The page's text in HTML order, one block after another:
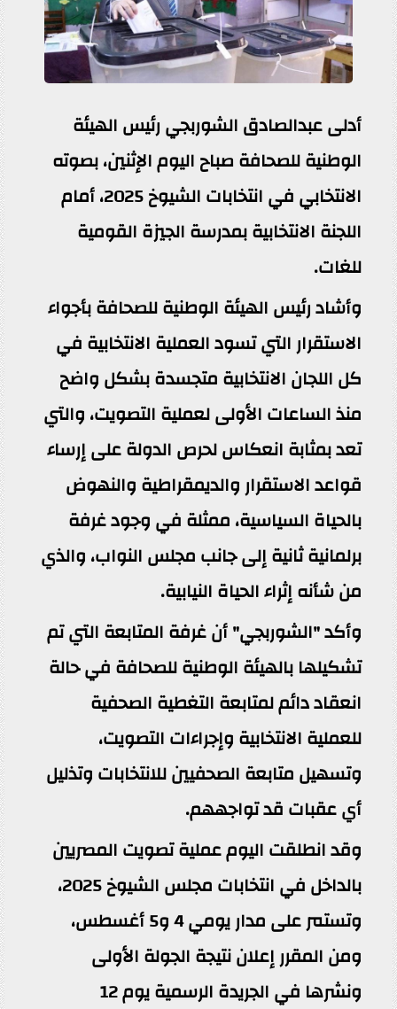
أدلى عبدالصادق الشوربجي رئيس الهيئة
الوطنية للصحافة صباح اليوم الإثنين، بصوته
الانتخابي في انتخابات الشيوخ 2025، أمام
اللجنة الانتخابية بمدرسة الجيزة القومية
للغات.
وأشاد رئيس الهيئة الوطنية للصحافة بأجواء
الاستقرار التي تسود العملية الانتخابية في
كل اللجان الانتخابية متجسدة بشكل واضح
منذ الساعات الأولى لعملية التصويت، والتي
تعد بمثابة انعكاس لحرص الدولة على إرساء
قواعد الاستقرار والديمقراطية والنهوض
بالحياة السياسية، ممثلة في وجود غرفة
برلمانية ثانية إلى جانب مجلس النواب، والذي
من شأنه إثراء الحياة النيابية.
وأكد "الشوربجي" أن غرفة المتابعة التي تم
تشكيلها بالهيئة الوطنية للصحافة في حالة
انعقاد دائم لمتابعة التغطية الصحفية
للعملية الانتخابية وإجراءات التصويت،
وتسهيل متابعة الصحفيين للانتخابات وتذليل
أي عقبات قد تواجههم.
وقد انطلقت اليوم عملية تصويت المصريين
بالداخل في انتخابات مجلس الشيوخ 2025،
وتستمر على مدار يومي 4 و5 أغسطس،
ومن المقرر إعلان نتيجة الجولة الأولى
ونشرها في الجريدة الرسمية يوم 12